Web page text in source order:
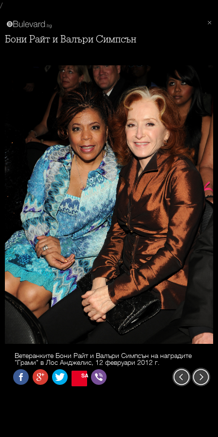
/
Бони Райт и Валъри Симпсън
Ветеранките Бони Райт и Валъри Симпсън на наградите
"Грами" в Лос Анджелис, 12 февруари 2012 г.
SAVE